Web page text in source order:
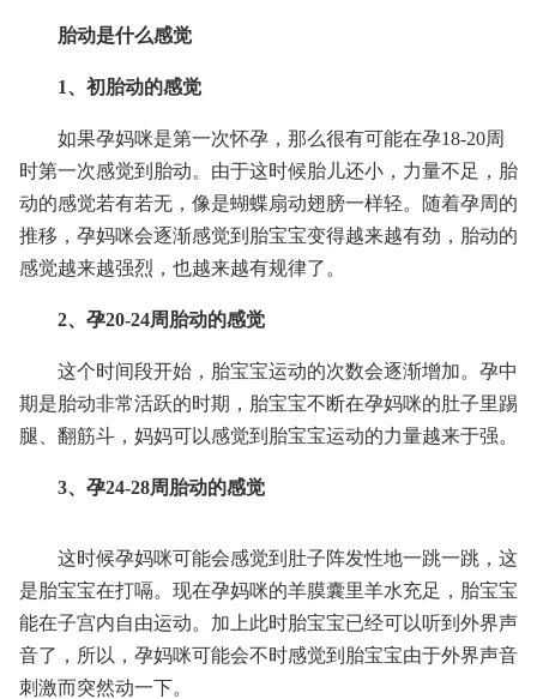
胎动是什么感觉
1、初胎动的感觉
如果孕妈咪是第一次怀孕，那么很有可能在孕18-20周
时第一次感觉到胎动。由于这时候胎儿还小，力量不足，胎
动的感觉若有若无，像是蝴蝶扇动翅膀一样轻。随着孕周的
推移，孕妈咪会逐渐感觉到胎宝宝变得越来越有劲，胎动的
感觉越来越强烈，也越来越有规律了。
2、孕20-24周胎动的感觉
这个时间段开始，胎宝宝运动的次数会逐渐增加。孕中
期是胎动非常活跃的时期，胎宝宝不断在孕妈咪的肚子里踢
腿、翻筋斗，妈妈可以感觉到胎宝宝运动的力量越来于强。
3、孕24-28周胎动的感觉
这时候孕妈咪可能会感觉到肚子阵发性地一跳一跳，这
是胎宝宝在打嗝。现在孕妈咪的羊膜囊里羊水充足，胎宝宝
能在子宫内自由运动。加上此时胎宝宝已经可以听到外界声
音了，所以，孕妈咪可能会不时感觉到胎宝宝由于外界声音
刺激而突然动一下。